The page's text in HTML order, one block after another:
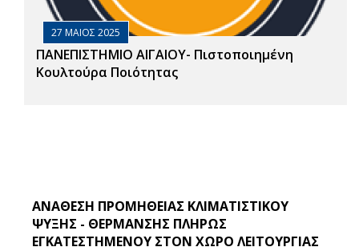
27 ΜΑΙΟΣ 2025
ΠΑΝΕΠΙΣΤΗΜΙΟ ΑΙΓΑΙΟΥ- Πιστοποιημένη
Κουλτούρα Ποιότητας
ΑΝΑΘΕΣΗ ΠΡΟΜΗΘΕΙΑΣ ΚΛΙΜΑΤΙΣΤΙΚΟΥ
ΨΥΞΗΣ - ΘΕΡΜΑΝΣΗΣ ΠΛΗΡΩΣ
ΕΓΚΑΤΕΣΤΗΜΕΝΟΥ ΣΤΟΝ ΧΩΡΟ ΛΕΙΤΟΥΡΓΙΑΣ